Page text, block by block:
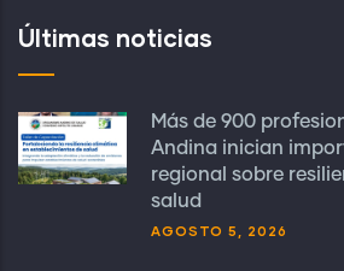
Últimas noticias
Más de 900
Andina inician
regional sobre
salud
AGOSTO 5, 2026